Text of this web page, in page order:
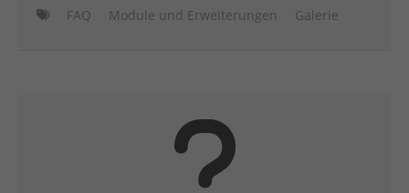
FAQ Module und Erweiterungen Galerie